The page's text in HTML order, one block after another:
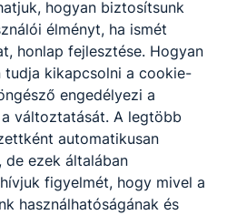
száma 398 fő és 34
volt. A pedagógusok
szakoktató, a technikai
állt.
szakmunkásképzés
már ekkor is tanítottak a
nem kis
az időszakban néha a
és csak elismerő
hogyan biztosítsunk
élményt, ha ismét
honlap fejlesztése. Hogyan
tudja kikapcsolni a cookie-
engedélyezi a
változtatását. A legtöbb
automatikusan
ezek általában
figyelmét, hogy mivel a
használhatóságának és